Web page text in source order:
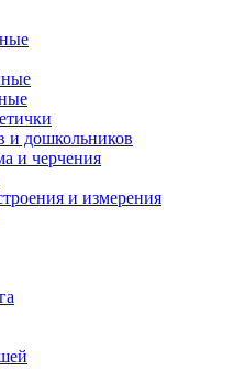
и дошкольников
и черчения
и измерения